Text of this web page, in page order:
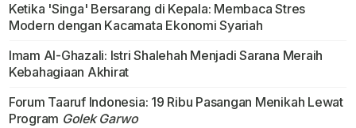
Ketika 'Singa' Bersarang di Kepala: Membaca Stres
Modern dengan Kacamata Ekonomi Syariah
Imam Al-Ghazali: Istri Shalehah Menjadi Sarana Meraih
Kebahagiaan Akhirat
Forum Taaruf Indonesia: 19 Ribu Pasangan Menikah Lewat
Program Golek Garwo